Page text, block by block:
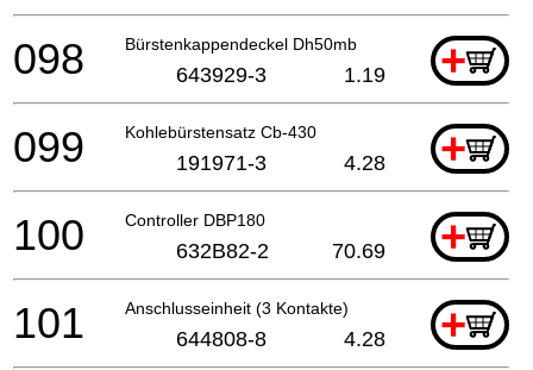
Bürstenkappendeckel Dh50mb +
098 643929-3 1.19
Kohlebürstensatz Cb-430 +
099 191971-3 4.28
Controller DBP180 +
100 632B82-2 70.69
Anschlusseinheit (3 Kontakte) +
101 644808-8 4.28